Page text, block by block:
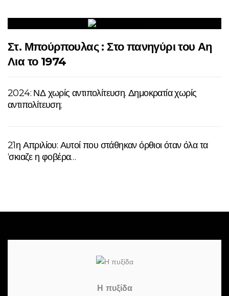
Στ. Μπούρπουλας : Στο πανηγύρι του Αη
Λια το 1974
2024: ΝΔ χωρίς αντιπολίτευση. Δημοκρατία χωρίς
αντιπολίτευση;
21η Απριλίου: Αυτοί που στάθηκαν όρθιοι όταν όλα τα
‘σκιαζε η φοβέρα…
Η πυξίδα